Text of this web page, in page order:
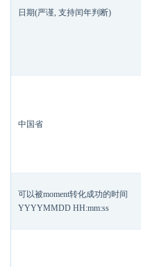
日期(严谨, 支持闰年判断)
中国省
可以被moment转化成功的时间
YYYYMMDD HH:mm:ss